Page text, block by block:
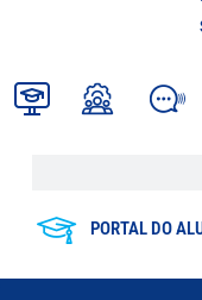
PORTAL DO